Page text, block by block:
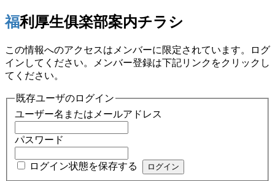
福利厚生俱楽部案内チラシ
この情報へのアクセスはメンバーに限定されています。ログ
インしてください。メンバー登録は下記リンクをクリックし
てください。
既存ユーザのログイン
ユーザー名またはメールアドレス
パスワード
ログイン状態を保存する